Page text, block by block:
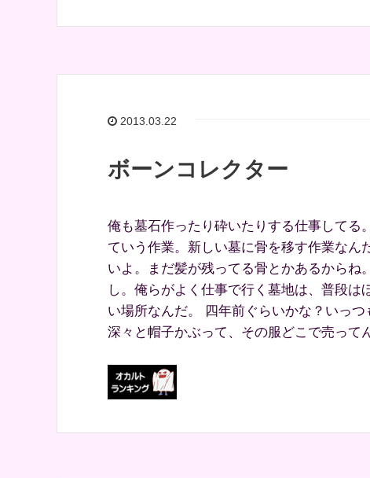
2013.03.22
ボーンコレクター
俺も墓石作ったり砕いたりする仕事してる
ていう作業。新しい墓に骨を移す作業な
いよ。まだ髪が残ってる骨とかあるからね
し。俺らがよく仕事で行く墓地は、普段
い場所なんだ。 四年前ぐらいかな？いっ
深々と帽子かぶって、その服どこで売って